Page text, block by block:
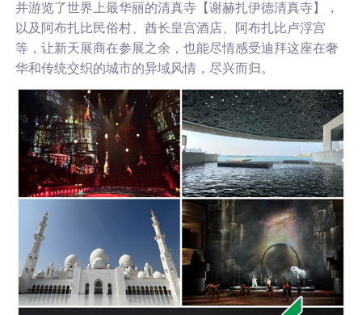
并游览了世界上最华丽的清真寺【谢赫扎伊德清真寺】，
以及阿布扎比民俗村、酋长皇宫酒店、阿布扎比卢浮宫
等，让新天展商在参展之余，也能尽情感受迪拜这座在奢
华和传统交织的城市的异域风情，尽兴而归。